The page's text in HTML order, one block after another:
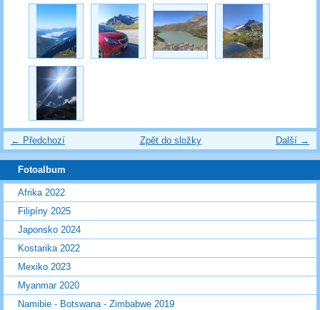
← Předchozí Další →
Zpět do složky
Fotoalbum
Afrika 2022
Filipíny 2025
Japonsko 2024
Kostarika 2022
Mexiko 2023
Myanmar 2020
Namibie - Botswana - Zimbabwe 2019